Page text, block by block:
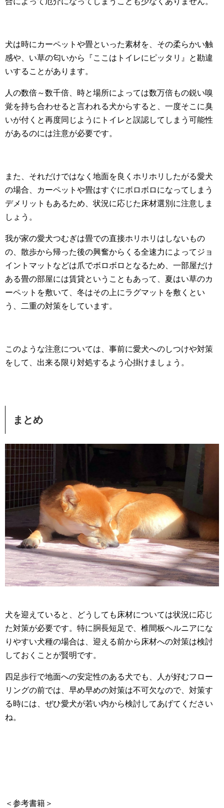
犬は時にカーペットや畳といった素材を、その柔らかい触
感や、い草の匂いから『ここはトイレにピッタリ』と勘違
いすることがあります。
人の数倍～数千倍、時と場所によっては数万倍もの鋭い嗅
覚を持ち合わせると言われる犬からすると、一度そこに臭
いが付くと再度同じようにトイレと誤認してしまう可能性
があるのには注意が必要です。
また、それだけではなく地面を良くホリホリしたがる愛犬
の場合、カーペットや畳はすぐにボロボロになってしまう
デメリットもあるため、状況に応じた床材選別に注意しま
しょう。
我が家の愛犬つむぎは畳での直接ホリホリはしないもの
の、散歩から帰った後の興奮からくる全速力によってジョ
イントマットなどは爪でボロボロとなるため、一部屋だけ
ある畳の部屋には賃貸ということもあって、夏はい草のカ
ーペットを敷いて、冬はその上にラグマットを敷くとい
う、二重の対策をしています。
このような注意については、事前に愛犬へのしつけや対策
をして、出来る限り対処するよう心掛けましょう。
まとめ
犬を迎えていると、どうしても床材については状況に応じ
た対策が必要です。特に胴長短足で、椎間板ヘルニアにな
りやすい犬種の場合は、迎える前から床材への対策は検討
しておくことが賢明です。
四足歩行で地面への安定性のある犬でも、人が好むフロー
リングの前では、早め早めの対策は不可欠なので、対策す
る時には、ぜひ愛犬が若い内から検討してあげてください
ね。
＜参考書籍＞